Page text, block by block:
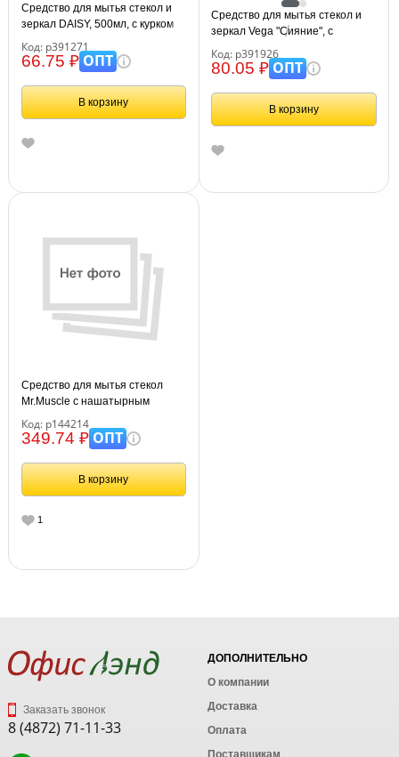
Средство для мытья стекол и
зеркал DAISY, 500мл, с курком
Код: р391271
66.75 ₽ОПТ
В корзину
Средство для мытья стекол и
зеркал Vega "Сияние", с
Код: р391926
80.05 ₽ОПТ
В корзину
Средство для мытья стекол
Mr.Muscle с нашатырным
500мл, с курком
Код: р144214
349.74 ₽ОПТ
В корзину
1
Заказать звонок
8 (4872) 71-11-33
ДОПОЛНИТЕЛЬНО
О компании
Доставка
Оплата
Поставщикам